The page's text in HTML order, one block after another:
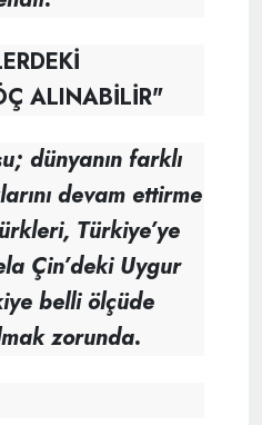
ALINABİLİR"
dünyanın farklı
devam ettirme
Türkiye’ye
Çin’deki Uygur
belli ölçüde
zorunda.